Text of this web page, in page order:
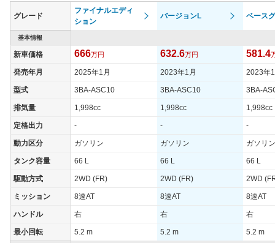
グレード
ファイナルエディ
ション
バージョンL ベース
基本情報
新車価格 666万円 632.6万円 581.4
発売年月 2025年1月 2023年1月 2023年
型式 3BA-ASC10 3BA-ASC10 3BA-
排気量 1,998cc 1,998cc 1,998cc
定格出力 - - -
動力区分 ガソリン ガソリン ガソリン
タンク容量 66 L 66 L 66 L
駆動方式 2WD (FR) 2WD (FR) 2WD
ミッション 8速AT 8速AT 8速AT
ハンドル 右 右 右
最小回転 5.2 m 5.2 m 5.2 m